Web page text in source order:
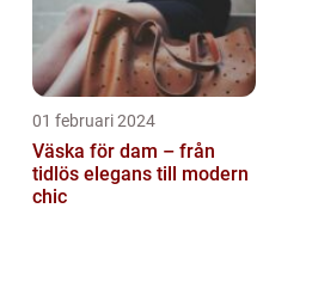
01 februari 2024
Väska för dam – från
tidlös elegans till modern
chic